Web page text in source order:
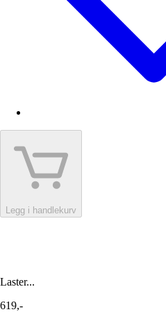
Legg i handlekurv
Laster...
619,-